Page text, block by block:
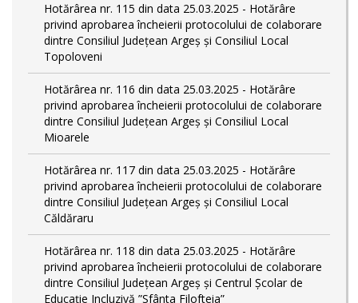
Hotărârea nr. 115 din data 25.03.2025 - Hotărâre
privind aprobarea încheierii protocolului de colaborare
dintre Consiliul Județean Argeș și Consiliul Local
Topoloveni
Hotărârea nr. 116 din data 25.03.2025 - Hotărâre
privind aprobarea încheierii protocolului de colaborare
dintre Consiliul Județean Argeș și Consiliul Local
Mioarele
Hotărârea nr. 117 din data 25.03.2025 - Hotărâre
privind aprobarea încheierii protocolului de colaborare
dintre Consiliul Județean Argeș și Consiliul Local
Căldăraru
Hotărârea nr. 118 din data 25.03.2025 - Hotărâre
privind aprobarea încheierii protocolului de colaborare
dintre Consiliul Județean Argeș și Centrul Școlar de
Educație Incluzivă ”Sfânta Filofteia”